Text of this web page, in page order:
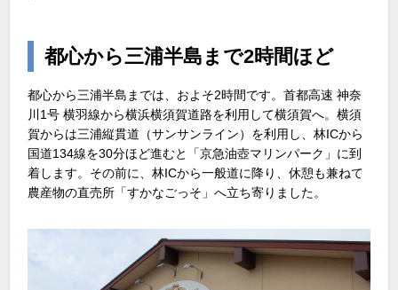
都心から三浦半島まで2時間ほど
都心から三浦半島までは、およそ2時間です。首都高速 神奈
川1号 横羽線から横浜横須賀道路を利用して横須賀へ。横須
賀からは三浦縦貫道（サンサンライン）を利用し、林ICから
国道134線を30分ほど進むと「京急油壺マリンパーク」に到
着します。その前に、林ICから一般道に降り、休憩も兼ねて
農産物の直売所「すかなごっそ」へ立ち寄りました。